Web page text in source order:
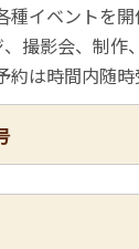
イベントを開
撮影会、制作
約は時間内随時